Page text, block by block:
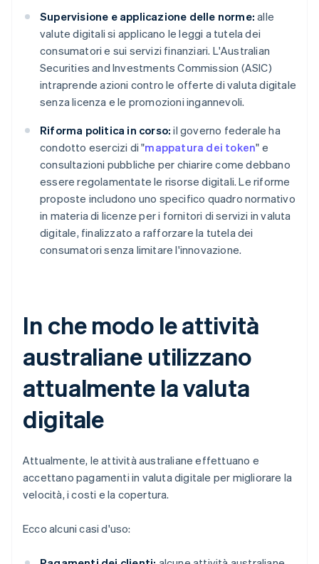
Supervisione e applicazione delle norme: alle
valute digitali si applicano le leggi a tutela dei
consumatori e sui servizi finanziari. L'Australian
Securities and Investments Commission (ASIC)
intraprende azioni contro le offerte di valuta digitale
senza licenza e le promozioni ingannevoli.
Riforma politica in corso: il governo federale ha
condotto esercizi di "mappatura dei token" e
consultazioni pubbliche per chiarire come debbano
essere regolamentate le risorse digitali. Le riforme
proposte includono uno specifico quadro normativo
in materia di licenze per i fornitori di servizi in valuta
digitale, finalizzato a rafforzare la tutela dei
consumatori senza limitare l'innovazione.
In che modo le attività
australiane utilizzano
attualmente la valuta
digitale
Attualmente, le attività australiane effettuano e
accettano pagamenti in valuta digitale per migliorare la
velocità, i costi e la copertura.
Ecco alcuni casi d'uso: